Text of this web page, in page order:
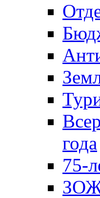
года
75-